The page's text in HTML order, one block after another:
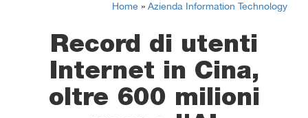
Home » Azienda Information Technology
Record di utenti
Internet in Cina,
oltre 600 milioni